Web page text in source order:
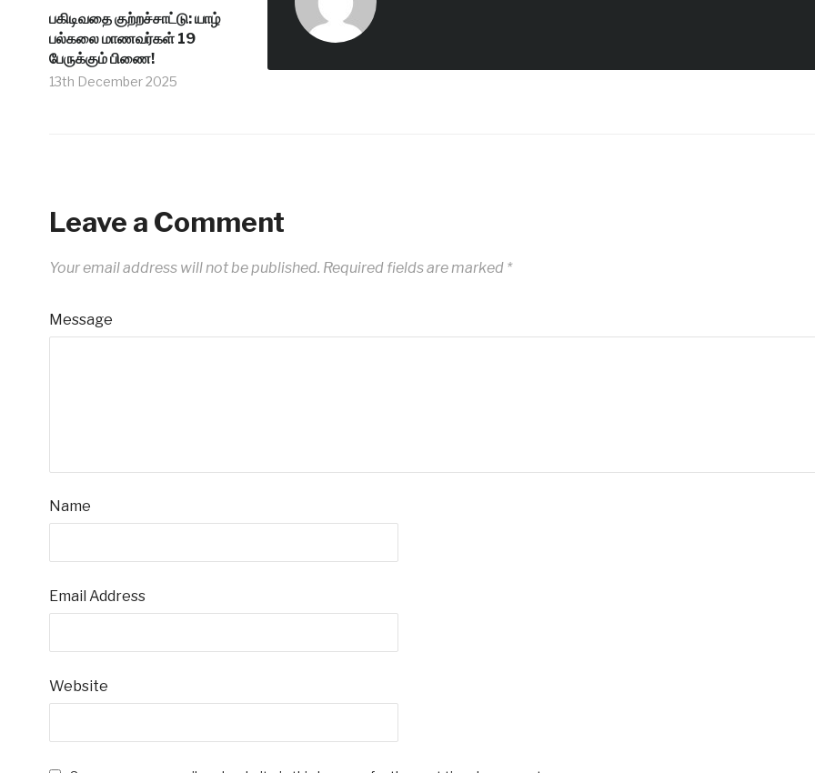
பகிடிவதை குற்றச்சாட்டு: யாழ்
பல்கலை மாணவர்கள் 19
பேருக்கும் பிணை!
13th December 2025
Leave a Comment
Your email address will not be published. Required fields are marked *
Message
Name
Email Address
Website